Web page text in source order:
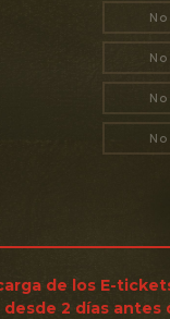
de los E-
2 días antes